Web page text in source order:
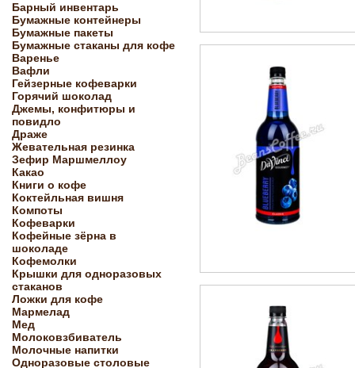
Барный инвентарь
Бумажные контейнеры
Бумажные пакеты
Бумажные стаканы для кофе
Варенье
Вафли
Гейзерные кофеварки
Горячий шоколад
Джемы, конфитюры и
повидло
Драже
Жевательная резинка
Зефир Маршмеллоу
Какао
Книги о кофе
Коктейльная вишня
Компоты
Кофеварки
Кофейные зёрна в
шоколаде
Кофемолки
Крышки для одноразовых
стаканов
Ложки для кофе
Мармелад
Мед
Молоковзбиватель
Молочные напитки
Одноразовые столовые